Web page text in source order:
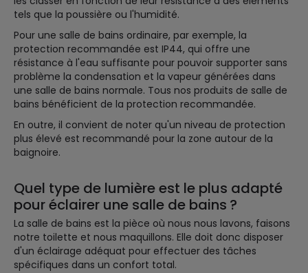
tels que la poussière ou l'humidité.
Pour une salle de bains ordinaire, par exemple, la
protection recommandée est IP44, qui offre une
résistance à l'eau suffisante pour pouvoir supporter sans
problème la condensation et la vapeur générées dans
une salle de bains normale. Tous nos produits de salle de
bains bénéficient de la protection recommandée.
En outre, il convient de noter qu'un niveau de protection
plus élevé est recommandé pour la zone autour de la
baignoire.
Quel type de lumière est le plus adapté
pour éclairer une salle de bains ?
La salle de bains est la pièce où nous nous lavons, faisons
notre toilette et nous maquillons. Elle doit donc disposer
d'un éclairage adéquat pour effectuer des tâches
spécifiques dans un confort total.